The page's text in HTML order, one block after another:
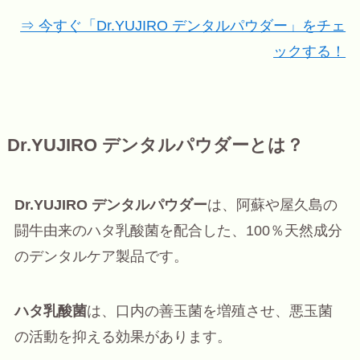
⇒ 今すぐ「Dr.YUJIRO デンタルパウダー」をチェ
ックする！
Dr.YUJIRO デンタルパウダーとは？
Dr.YUJIRO デンタルパウダーは、阿蘇や屋久島の
闘牛由来のハタ乳酸菌を配合した、100％天然成分
のデンタルケア製品です。
ハタ乳酸菌は、口内の善玉菌を増殖させ、悪玉菌
の活動を抑える効果があります。